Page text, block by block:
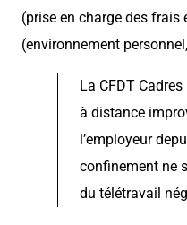
(prise en charge des frais
(environnement
La CFDT
à distance
l’employeur
confinement ne
du télétravail